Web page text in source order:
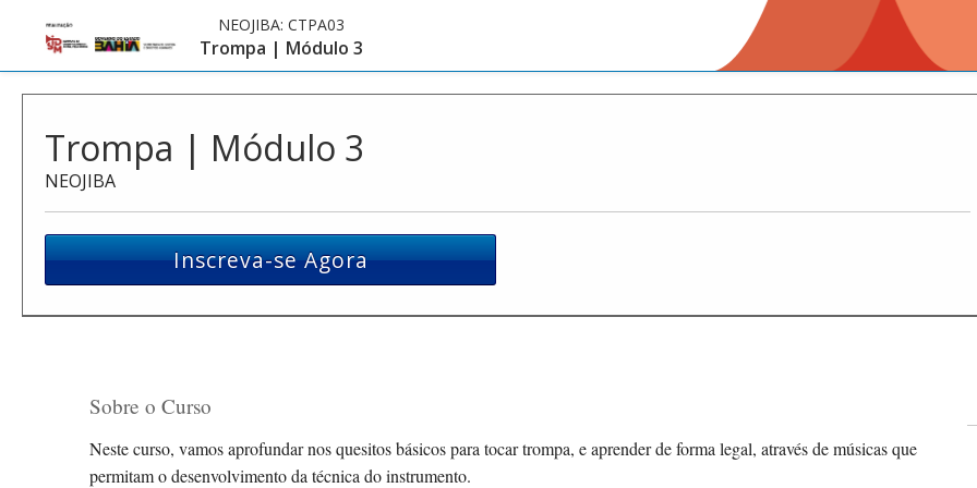
NEOJIBA: CTPA03
Trompa | Módulo 3
Trompa | Módulo 3
NEOJIBA
Inscreva-se Agora
Sobre o Curso
Neste curso, vamos aprofundar nos quesitos básicos para tocar trompa, e aprender de forma legal, através de músicas que
permitam o desenvolvimento da técnica do instrumento.